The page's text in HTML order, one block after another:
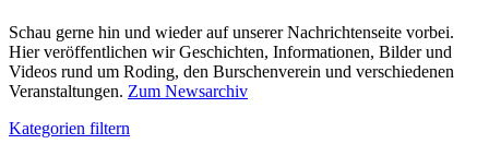
Schau gerne hin und wieder auf unserer Nachrichtenseite vorbei.
Hier veröffentlichen wir Geschichten, Informationen, Bilder und
Videos rund um Roding, den Burschenverein und verschiedenen
Veranstaltungen. Zum Newsarchiv
Kategorien filtern